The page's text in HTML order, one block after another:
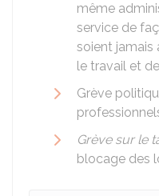
même
service de
soient jamais
le travail et
Grève
Grève sur le
blocage des